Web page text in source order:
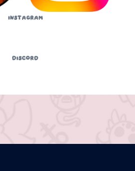
Instagram
Discord